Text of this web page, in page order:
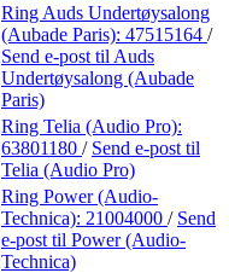
Ring Auds Undertøysalong
(Aubade Paris): 47515164 /
Send e-post til Auds
Undertøysalong (Aubade
Paris)
Ring Telia (Audio Pro):
63801180 / Send e-post til
Telia (Audio Pro)
Ring Power (Audio-
Technica): 21004000 / Send
e-post til Power (Audio-
Technica)